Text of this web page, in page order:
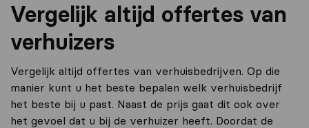
Vergelijk altijd offertes van
verhuizers
Vergelijk altijd offertes van verhuisbedrijven. Op die
manier kunt u het beste bepalen welk verhuisbedrijf
het beste bij u past. Naast de prijs gaat dit ook over
het gevoel dat u bij de verhuizer heeft. Doordat de